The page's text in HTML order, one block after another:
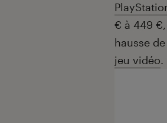
€ à 449
hausse
jeu vidéo.